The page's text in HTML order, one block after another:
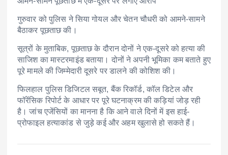
गुरुवार को पुलिस ने सिया गोयल और चेतन चौधरी को आमने-सामने
बैठाकर पूछताछ की।
सूत्रों के मुताबिक, पूछताछ के दौरान दोनों ने एक-दूसरे को हत्या की
साजिश का मास्टरमाइंड बताया। दोनों ने अपनी भूमिका कम बताते हुए
पूरे मामले की जिम्मेदारी दूसरे पर डालने की कोशिश की।
फिलहाल पुलिस डिजिटल सबूत, बैंक रिकॉर्ड, कॉल डिटेल और
फॉरेंसिक रिपोर्ट के आधार पर पूरे घटनाक्रम की कड़ियां जोड़ रही
है। जांच एजेंसियों का मानना है कि आने वाले दिनों में इस हाई-
प्रोफाइल हत्याकांड से जुड़े कई और अहम खुलासे हो सकते हैं।